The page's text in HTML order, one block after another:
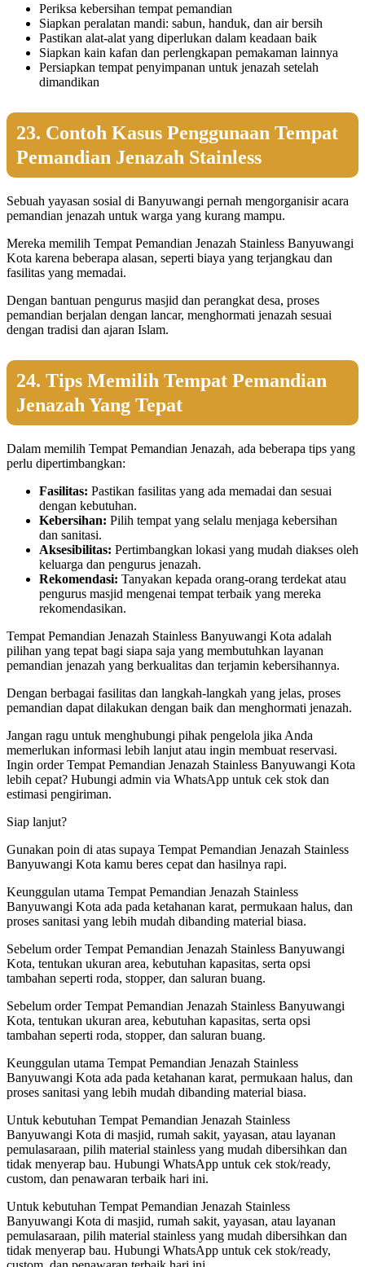
Periksa kebersihan tempat pemandian
Siapkan peralatan mandi: sabun, handuk, dan air bersih
Pastikan alat-alat yang diperlukan dalam keadaan baik
Siapkan kain kafan dan perlengkapan pemakaman lainnya
Persiapkan tempat penyimpanan untuk jenazah setelah
dimandikan
23. Contoh Kasus Penggunaan Tempat
Pemandian Jenazah Stainless
Sebuah yayasan sosial di Banyuwangi pernah mengorganisir acara
pemandian jenazah untuk warga yang kurang mampu.
Mereka memilih Tempat Pemandian Jenazah Stainless Banyuwangi
Kota karena beberapa alasan, seperti biaya yang terjangkau dan
fasilitas yang memadai.
Dengan bantuan pengurus masjid dan perangkat desa, proses
pemandian berjalan dengan lancar, menghormati jenazah sesuai
dengan tradisi dan ajaran Islam.
24. Tips Memilih Tempat Pemandian
Jenazah Yang Tepat
Dalam memilih Tempat Pemandian Jenazah, ada beberapa tips yang
perlu dipertimbangkan:
Fasilitas: Pastikan fasilitas yang ada memadai dan sesuai
dengan kebutuhan.
Kebersihan: Pilih tempat yang selalu menjaga kebersihan
dan sanitasi.
Aksesibilitas: Pertimbangkan lokasi yang mudah diakses oleh
keluarga dan pengurus jenazah.
Rekomendasi: Tanyakan kepada orang-orang terdekat atau
pengurus masjid mengenai tempat terbaik yang mereka
rekomendasikan.
Tempat Pemandian Jenazah Stainless Banyuwangi Kota adalah
pilihan yang tepat bagi siapa saja yang membutuhkan layanan
pemandian jenazah yang berkualitas dan terjamin kebersihannya.
Dengan berbagai fasilitas dan langkah-langkah yang jelas, proses
pemandian dapat dilakukan dengan baik dan menghormati jenazah.
Jangan ragu untuk menghubungi pihak pengelola jika Anda
memerlukan informasi lebih lanjut atau ingin membuat reservasi.
Ingin order Tempat Pemandian Jenazah Stainless Banyuwangi Kota
lebih cepat? Hubungi admin via WhatsApp untuk cek stok dan
estimasi pengiriman.
Siap lanjut?
Gunakan poin di atas supaya Tempat Pemandian Jenazah Stainless
Banyuwangi Kota kamu beres cepat dan hasilnya rapi.
Keunggulan utama Tempat Pemandian Jenazah Stainless
Banyuwangi Kota ada pada ketahanan karat, permukaan halus, dan
proses sanitasi yang lebih mudah dibanding material biasa.
Sebelum order Tempat Pemandian Jenazah Stainless Banyuwangi
Kota, tentukan ukuran area, kebutuhan kapasitas, serta opsi
tambahan seperti roda, stopper, dan saluran buang.
Sebelum order Tempat Pemandian Jenazah Stainless Banyuwangi
Kota, tentukan ukuran area, kebutuhan kapasitas, serta opsi
tambahan seperti roda, stopper, dan saluran buang.
Keunggulan utama Tempat Pemandian Jenazah Stainless
Banyuwangi Kota ada pada ketahanan karat, permukaan halus, dan
proses sanitasi yang lebih mudah dibanding material biasa.
Untuk kebutuhan Tempat Pemandian Jenazah Stainless
Banyuwangi Kota di masjid, rumah sakit, yayasan, atau layanan
pemulasaraan, pilih material stainless yang mudah dibersihkan dan
tidak menyerap bau. Hubungi WhatsApp untuk cek stok/ready,
custom, dan penawaran terbaik hari ini.
Untuk kebutuhan Tempat Pemandian Jenazah Stainless
Banyuwangi Kota di masjid, rumah sakit, yayasan, atau layanan
pemulasaraan, pilih material stainless yang mudah dibersihkan dan
tidak menyerap bau. Hubungi WhatsApp untuk cek stok/ready,